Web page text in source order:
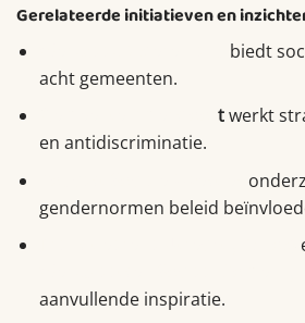
Gerelateerde initiatieven en
biedt
acht gemeenten.
twerkt
en antidiscriminatie.
gendernormen beleid
aanvullende inspiratie.